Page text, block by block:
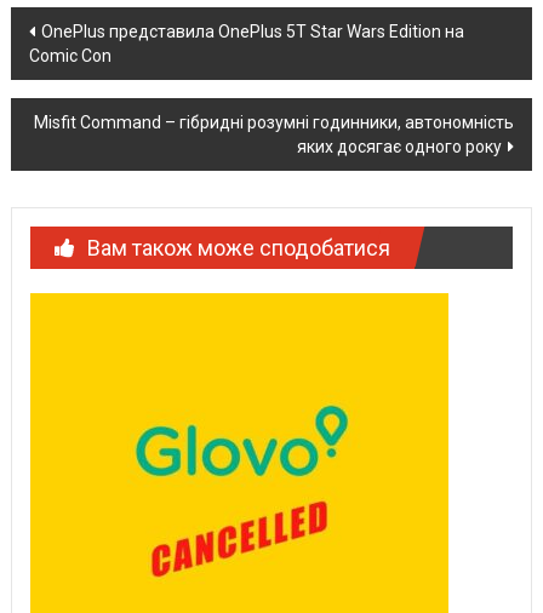
Post
navigation
OnePlus представила OnePlus 5T Star Wars Edition на
Comic Con
Misfit Command – гібридні розумні годинники, автономність
яких досягає одного року
Вам також може сподобатися